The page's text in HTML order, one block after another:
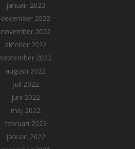
januari 2023
december 2022
november 2022
oktober 2022
september 2022
augusti 2022
juli 2022
juni 2022
maj 2022
februari 2022
januari 2022